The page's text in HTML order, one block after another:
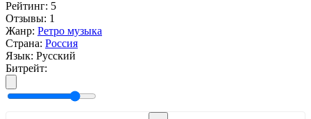
Рейтинг: 5
Отзывы: 1
Жанр: Ретро музыка
Страна: Россия
Язык: Русский
Битрейт: